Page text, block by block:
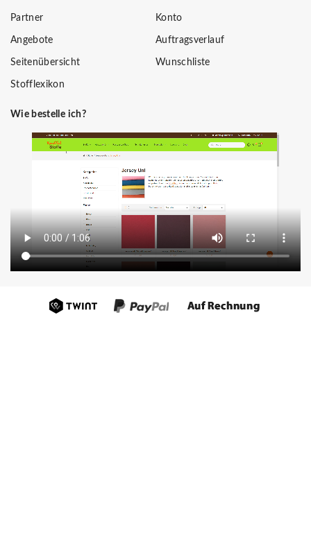
Partner
Angebote
Seitenübersicht
Stofflexikon
Konto
Auftragsverlauf
Wunschliste
Wie bestelle ich?